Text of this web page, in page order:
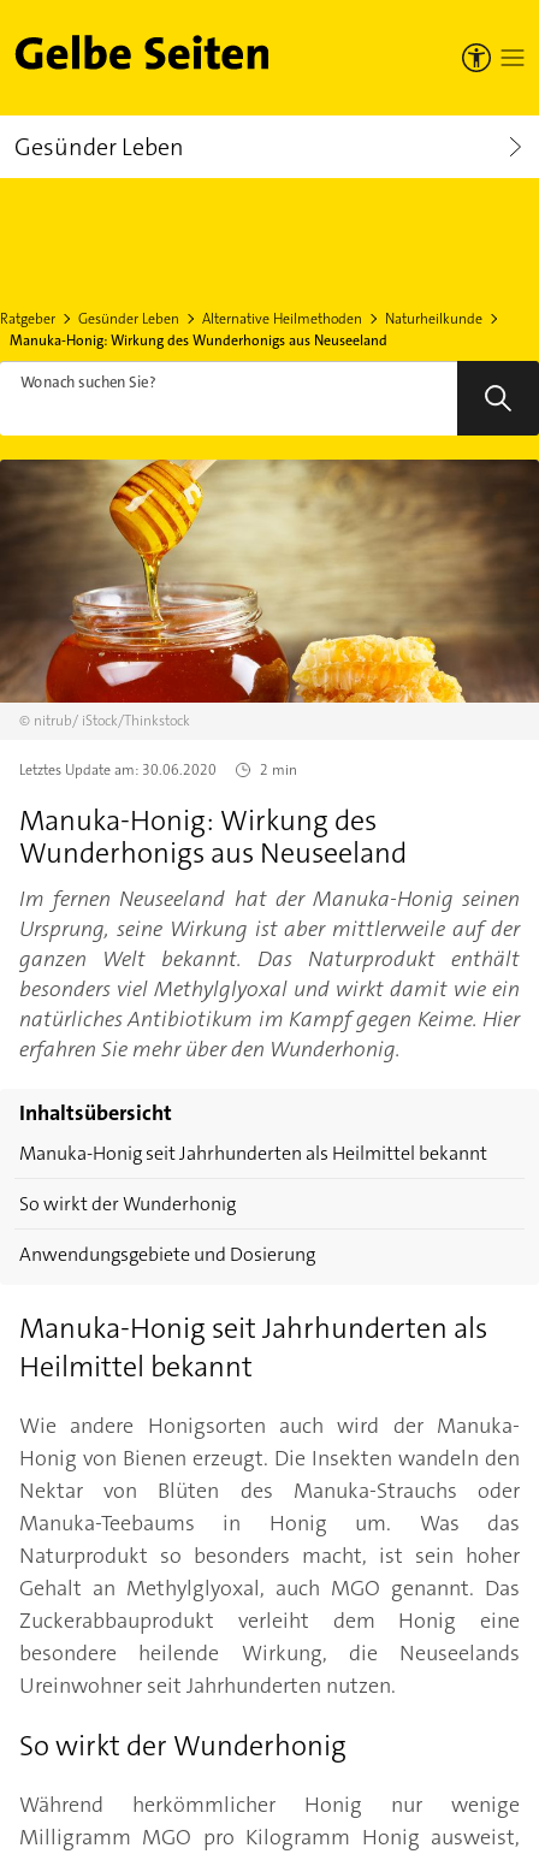
Gelbe Seiten
Gesünder Leben
Ratgeber Gesünder Leben Alternative Heilmethoden
Naturheilkunde
Manuka-Honig: Wirkung des Wunderhonigs aus Neuseeland
Wonach suchen Sie?
© nitrub/ iStock/Thinkstock
Letztes Update am: 30.06.2020 2 min
Manuka-Honig: Wirkung des
Wunderhonigs aus Neuseeland
Im fernen Neuseeland hat der Manuka-Honig seinen
Ursprung, seine Wirkung ist aber mittlerweile auf der
ganzen Welt bekannt. Das Naturprodukt enthält
besonders viel Methylglyoxal und wirkt damit wie ein
natürliches Antibiotikum im Kampf gegen Keime. Hier
erfahren Sie mehr über den Wunderhonig.
Inhaltsübersicht
Manuka-Honig seit Jahrhunderten als Heilmittel bekannt
So wirkt der Wunderhonig
Anwendungsgebiete und Dosierung
Manuka-Honig seit Jahrhunderten als
Heilmittel bekannt
Wie andere Honigsorten auch wird der Manuka-
Honig von Bienen erzeugt. Die Insekten wandeln den
Nektar von Blüten des Manuka-Strauchs oder
Manuka-Teebaums in Honig um. Was das
Naturprodukt so besonders macht, ist sein hoher
Gehalt an Methylglyoxal, auch MGO genannt. Das
Zuckerabbauprodukt verleiht dem Honig eine
besondere heilende Wirkung, die Neuseelands
Ureinwohner seit Jahrhunderten nutzen.
So wirkt der Wunderhonig
Während herkömmlicher Honig nur wenige
Milligramm MGO pro Kilogramm Honig ausweist,